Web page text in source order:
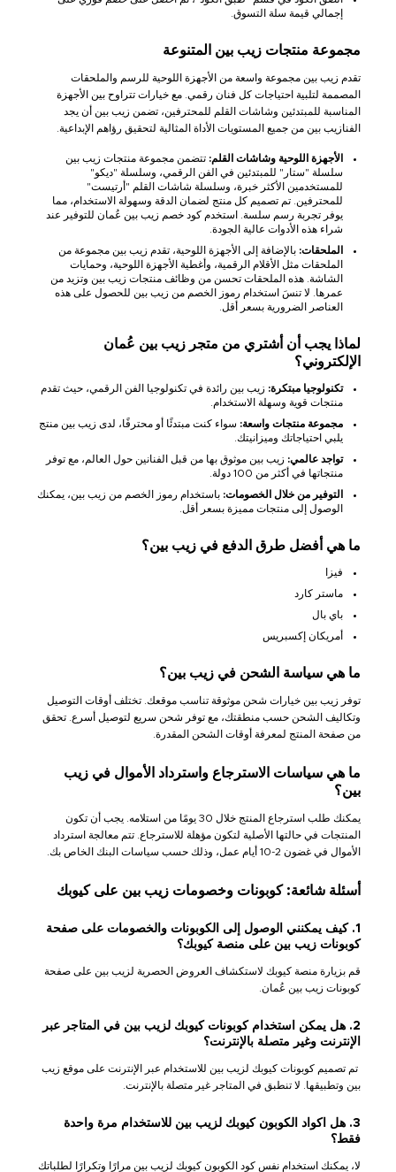
إجمالي قيمة سلة التسوق.
مجموعة منتجات زيب بين المتنوعة
تقدم زيب بين مجموعة واسعة من الأجهزة اللوحية للرسم والملحقات
المصممة لتلبية احتياجات كل فنان رقمي. مع خيارات تتراوح بين الأجهزة
المناسبة للمبتدئين وشاشات القلم للمحترفين، تضمن زيب بين أن يجد
الفنازيب بين من جميع المستويات الأداة المثالية لتحقيق رؤاهم الإبداعية.
الأجهزة اللوحية وشاشات القلم: تتضمن مجموعة منتجات زيب بين
سلسلة "ستار" للمبتدئين في الفن الرقمي، وسلسلة "ديكو"
للمستخدمين الأكثر خبرة، وسلسلة شاشات القلم "أرتيست"
للمحترفين. تم تصميم كل منتج لضمان الدقة وسهولة الاستخدام، مما
يوفر تجربة رسم سلسة. استخدم كود خصم زيب بين عُمان للتوفير عند
شراء هذه الأدوات عالية الجودة.
الملحقات: بالإضافة إلى الأجهزة اللوحية، تقدم زيب بين مجموعة من
الملحقات مثل الأقلام الرقمية، وأغطية الأجهزة اللوحية، وحمايات
الشاشة. هذه الملحقات تحسن من وظائف منتجات زيب بين وتزيد من
عمرها. لا تنسَ استخدام رموز الخصم من زيب بين للحصول على هذه
العناصر الضرورية بسعر أقل.
لماذا يجب أن أشتري من متجر زيب بين عُمان
الإلكتروني؟
تكنولوجيا مبتكرة: زيب بين رائدة في تكنولوجيا الفن الرقمي، حيث تقدم
منتجات قوية وسهلة الاستخدام.
مجموعة منتجات واسعة: سواء كنت مبتدئًا أو محترفًا، لدى زيب بين منتج
يلبي احتياجاتك وميزانيتك.
تواجد عالمي: زيب بين موثوق بها من قبل الفنانين حول العالم، مع توفر
منتجاتها في أكثر من 100 دولة.
التوفير من خلال الخصومات: باستخدام رموز الخصم من زيب بين، يمكنك
الوصول إلى منتجات مميزة بسعر أقل.
ما هي أفضل طرق الدفع في زيب بين؟
فيزا
ماستر كارد
باي بال
أمريكان إكسبريس
ما هي سياسة الشحن في زيب بين؟
توفر زيب بين خيارات شحن موثوقة تناسب موقعك. تختلف أوقات التوصيل
وتكاليف الشحن حسب منطقتك، مع توفر شحن سريع لتوصيل أسرع. تحقق
من صفحة المنتج لمعرفة أوقات الشحن المقدرة.
ما هي سياسات الاسترجاع واسترداد الأموال في زيب
بين؟
يمكنك طلب استرجاع المنتج خلال 30 يومًا من استلامه. يجب أن تكون
المنتجات في حالتها الأصلية لتكون مؤهلة للاسترجاع. تتم معالجة استرداد
الأموال في غضون 2-10 أيام عمل، وذلك حسب سياسات البنك الخاص بك.
أسئلة شائعة: كوبونات وخصومات زيب بين على كيوبك
1. كيف يمكنني الوصول إلى الكوبونات والخصومات على صفحة
كوبونات زيب بين على منصة كيوبك؟
قم بزيارة منصة كيوبك لاستكشاف العروض الحصرية لزيب بين على صفحة
كوبونات زيب بين عُمان.
2. هل يمكن استخدام كوبونات كيوبك لزيب بين في المتاجر عبر
الإنترنت وغير متصلة بالإنترنت؟
تم تصميم كوبونات كيوبك لزيب بين للاستخدام عبر الإنترنت على موقع زيب
بين وتطبيقها. لا تنطبق في المتاجر غير متصلة بالإنترنت.
3. هل اكواد الكوبون كيوبك لزيب بين للاستخدام مرة واحدة
فقط؟
لا، يمكنك استخدام نفس كود الكوبون كيوبك لزيب بين مرارًا وتكرارًا لطلباتك